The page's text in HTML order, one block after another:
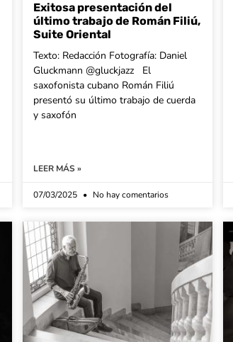
Exitosa presentación del
último trabajo de Román Filiú,
Suite Oriental
Texto: Redacción Fotografía: Daniel
Gluckmann @gluckjazz El
saxofonista cubano Román Filiú
presentó su último trabajo de cuerda
y saxofón
LEER MÁS »
07/03/2025 No hay comentarios